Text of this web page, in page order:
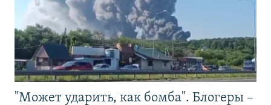
"Может ударить, как бомба". Блогеры –